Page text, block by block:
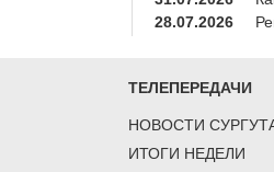
28.07.2026
ТЕЛЕПЕРЕДАЧИ
НОВОСТИ
ИТОГИ НЕДЕЛИ